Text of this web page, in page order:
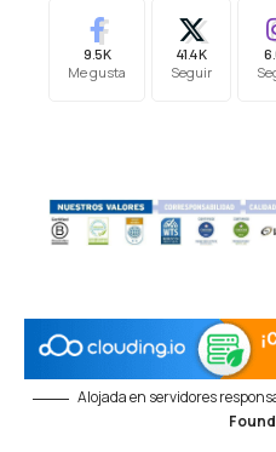
9.5K
Me gusta
41.4K
Seguir
Alojada en servidores